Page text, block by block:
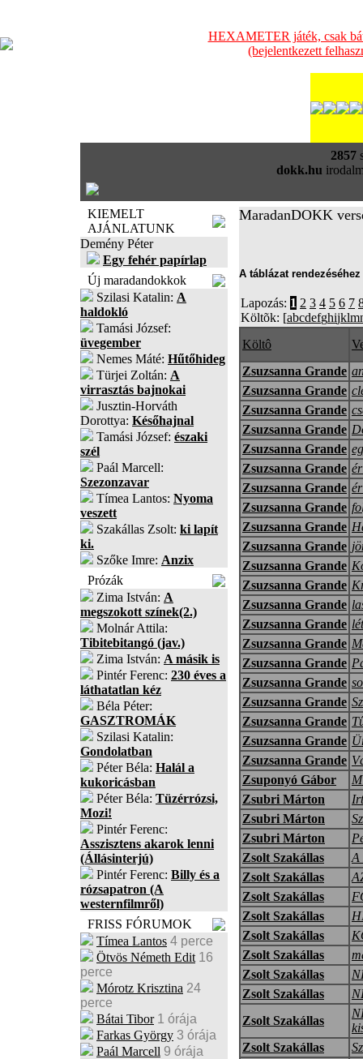
HEXAMETER játék, csak
(bejelentkezett
2857
dokk.hu
KIEMELT
AJÁNLATUNK
Demény Péter
Egy fehér papírlap
Új maradandokkok
Szilasi Katalin: A
haldokló
Tamási József:
üvegember
Nemes Máté: Hűtőhideg
Türjei Zoltán: A
virrasztás bajnokai
Jusztin-Horváth
Dorottya: Későhajnal
Tamási József: északi
szél
Paál Marcell:
Szezonzavar
Tímea Lantos: Nyoma
veszett
Szakállas Zsolt: ki lapít
ki.
Szőke Imre: Anzix
Prózák
Zima István: A
megszokott színek(2.)
Molnár Attila:
Tibitebitangó (jav.)
Zima István: A másik is
Pintér Ferenc: 230 éves a
láthatatlan kéz
Béla Péter:
GASZTROMÁK
Szilasi Katalin:
Gondolatban
Péter Béla: Halál a
kukoricásban
Péter Béla: Tüzérrózsi,
Mozi!
Pintér Ferenc:
Asszisztens akarok lenni
(Állásinterjú)
Pintér Ferenc: Billy és a
rózsapatron (A
westernfilmről)
FRISS FÓRUMOK
Tímea Lantos 4 perce
Ötvös Németh Edit 16
perce
Mórotz Krisztina 24
perce
Bátai Tibor 1 órája
Farkas György 3 órája
Paál Marcell 9 órája
MaradanDOKK
A táblázat
Lapozás: 1 2 3 4 5 6 7
Költõk: [abcdefghijklm
Költô
Zsuzsanna Grande
Zsuzsanna Grande
Zsuzsanna Grande
Zsuzsanna Grande
Zsuzsanna Grande
Zsuzsanna Grande
Zsuzsanna Grande
Zsuzsanna Grande
Zsuzsanna Grande
Zsuzsanna Grande
Zsuzsanna Grande
Zsuzsanna Grande
Zsuzsanna Grande
Zsuzsanna Grande
Zsuzsanna Grande
Zsuzsanna Grande
Zsuzsanna Grande
Zsuzsanna Grande
Zsuzsanna Grande
Zsuzsanna Grande
Zsuzsanna Grande
Zsuponyó Gábor
Zsubri Márton
Zsubri Márton
Zsubri Márton
Zsolt Szakállas
A
Zsolt Szakállas
Zsolt Szakállas
Zsolt Szakállas
Zsolt Szakállas
Zsolt Szakállas
Zsolt Szakállas
Zsolt Szakállas
Zsolt Szakállas
Zsolt Szakállas